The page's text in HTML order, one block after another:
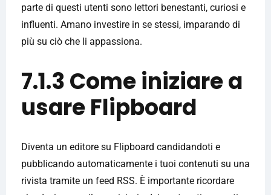
parte di questi utenti sono lettori benestanti, curiosi e
influenti. Amano investire in se stessi, imparando di
più su ciò che li appassiona.
7.1.3 Come iniziare a
usare Flipboard
Diventa un editore su Flipboard candidandoti e
pubblicando automaticamente i tuoi contenuti su una
rivista tramite un feed RSS. È importante ricordare